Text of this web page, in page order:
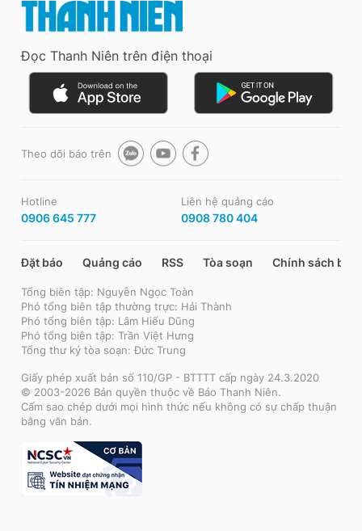
Đọc Thanh Niên trên điện thoại
Theo dõi báo trên
Hotline
0906 645 777
Liên hệ quảng cáo
0908 780 404
Đặt báo Quảng cáo RSS Tòa soạn Chính sách bảo
Tổng biên tập: Nguyễn Ngọc Toàn
Phó tổng biên tập thường trực: Hải Thành
Phó tổng biên tập: Lâm Hiếu Dũng
Phó tổng biên tập: Trần Việt Hưng
Tổng thư ký tòa soạn: Đức Trung
Giấy phép xuất bản số 110/GP - BTTTT cấp ngày 24.3.2020
© 2003-2026 Bản quyền thuộc về Báo Thanh Niên.
Cấm sao chép dưới mọi hình thức nếu không có sự chấp thuận
bằng văn bản.